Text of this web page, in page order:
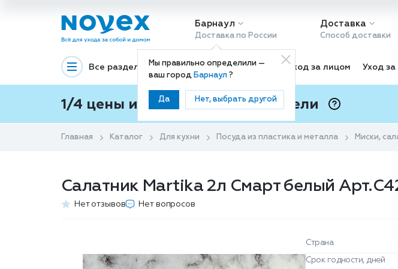
Барнаул
Доставка по России
Мы правильно определили —
ваш город Барнаул?
Да Нет, выбрать другой
Доставка
Способ доставки
Все разделы Декоративная косметика Уход за лицом Уход
1/4 цены и покупки ваши с Подели
Главная Каталог Для кухни Посуда из пластика и металла Миски,
Салатник Martika 2л Смарт белый
Нет отзывов Нет вопросов
Страна
Срок годности, дней